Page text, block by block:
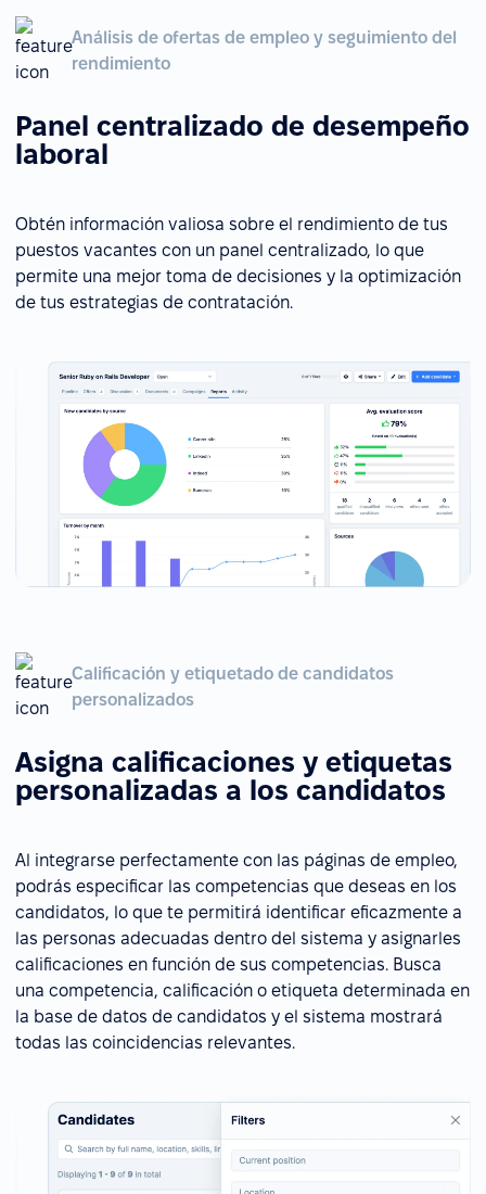
Análisis de ofertas de empleo y seguimiento del
rendimiento
Panel centralizado de desempeño
laboral
Obtén información valiosa sobre el rendimiento de tus
puestos vacantes con un panel centralizado, lo que
permite una mejor toma de decisiones y la optimización
de tus estrategias de contratación.
Calificación y etiquetado de candidatos
personalizados
Asigna calificaciones y etiquetas
personalizadas a los candidatos
Al integrarse perfectamente con las páginas de empleo,
podrás especificar las competencias que deseas en los
candidatos, lo que te permitirá identificar eficazmente a
las personas adecuadas dentro del sistema y asignarles
calificaciones en función de sus competencias. Busca
una competencia, calificación o etiqueta determinada en
la base de datos de candidatos y el sistema mostrará
todas las coincidencias relevantes.